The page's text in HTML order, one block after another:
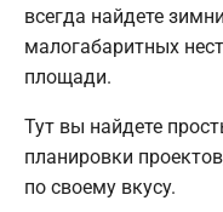
всегда найдете
малогабаритных
площади.
Тут вы найдете
планировки
по своему вкусу.